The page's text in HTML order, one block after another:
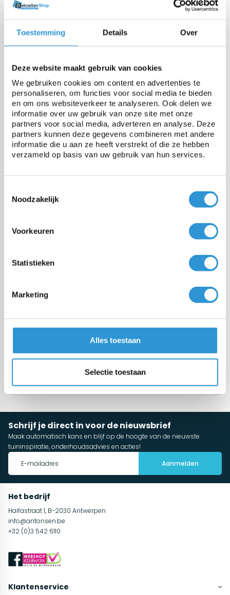
Toestemming Details Over
Deze website maakt gebruik van cookies
We gebruiken cookies om content en advertenties te
personaliseren, om functies voor social media te bieden
en om ons websiteverkeer te analyseren. Ook delen we
informatie over uw gebruik van onze site met onze
partners voor social media, adverteren en analyse. Deze
partners kunnen deze gegevens combineren met andere
informatie die u aan ze heeft verstrekt of die ze hebben
verzameld op basis van uw gebruik van hun services.
Noodzakelijk
Voorkeuren
Statistieken
Marketing
Alles toestaan
Selectie toestaan
Bekijken
Onze specialisten helpen je graag
verder
Vraag advies
Categorieën
Maatwerk
Schrijf je direct in voor de nieuwsbrief
Maak automatisch kans en blijf op de hoogte van de nieuwste
tuininspiratie, onderhoudsadvies en acties!
Aanmelden
Het bedrijf
Haifastraat 1, B-2030 Antwerpen
info@antonsen.be
+32 (0)3 542 6110
Klantenservice